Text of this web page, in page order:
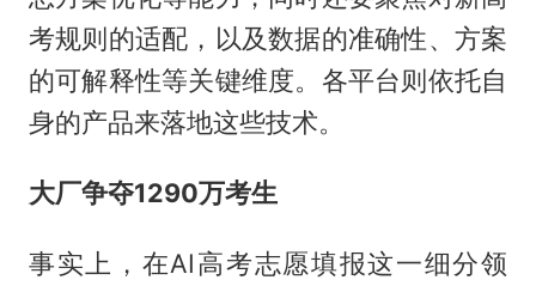
考规则的适配，以及数据的准确性、方案
的可解释性等关键维度。各平台则依托自
身的产品来落地这些技术。
大厂争夺1290万考生
事实上，在AI高考志愿填报这一细分领